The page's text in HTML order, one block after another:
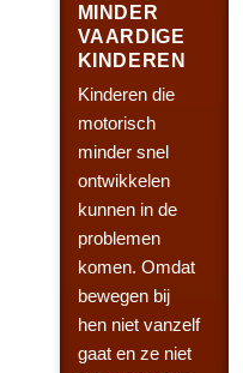
MINDER
VAARDIGE
KINDEREN
Kinderen die
motorisch
minder snel
ontwikkelen
kunnen in de
problemen
komen. Omdat
bewegen bij
hen niet vanzelf
gaat en ze niet